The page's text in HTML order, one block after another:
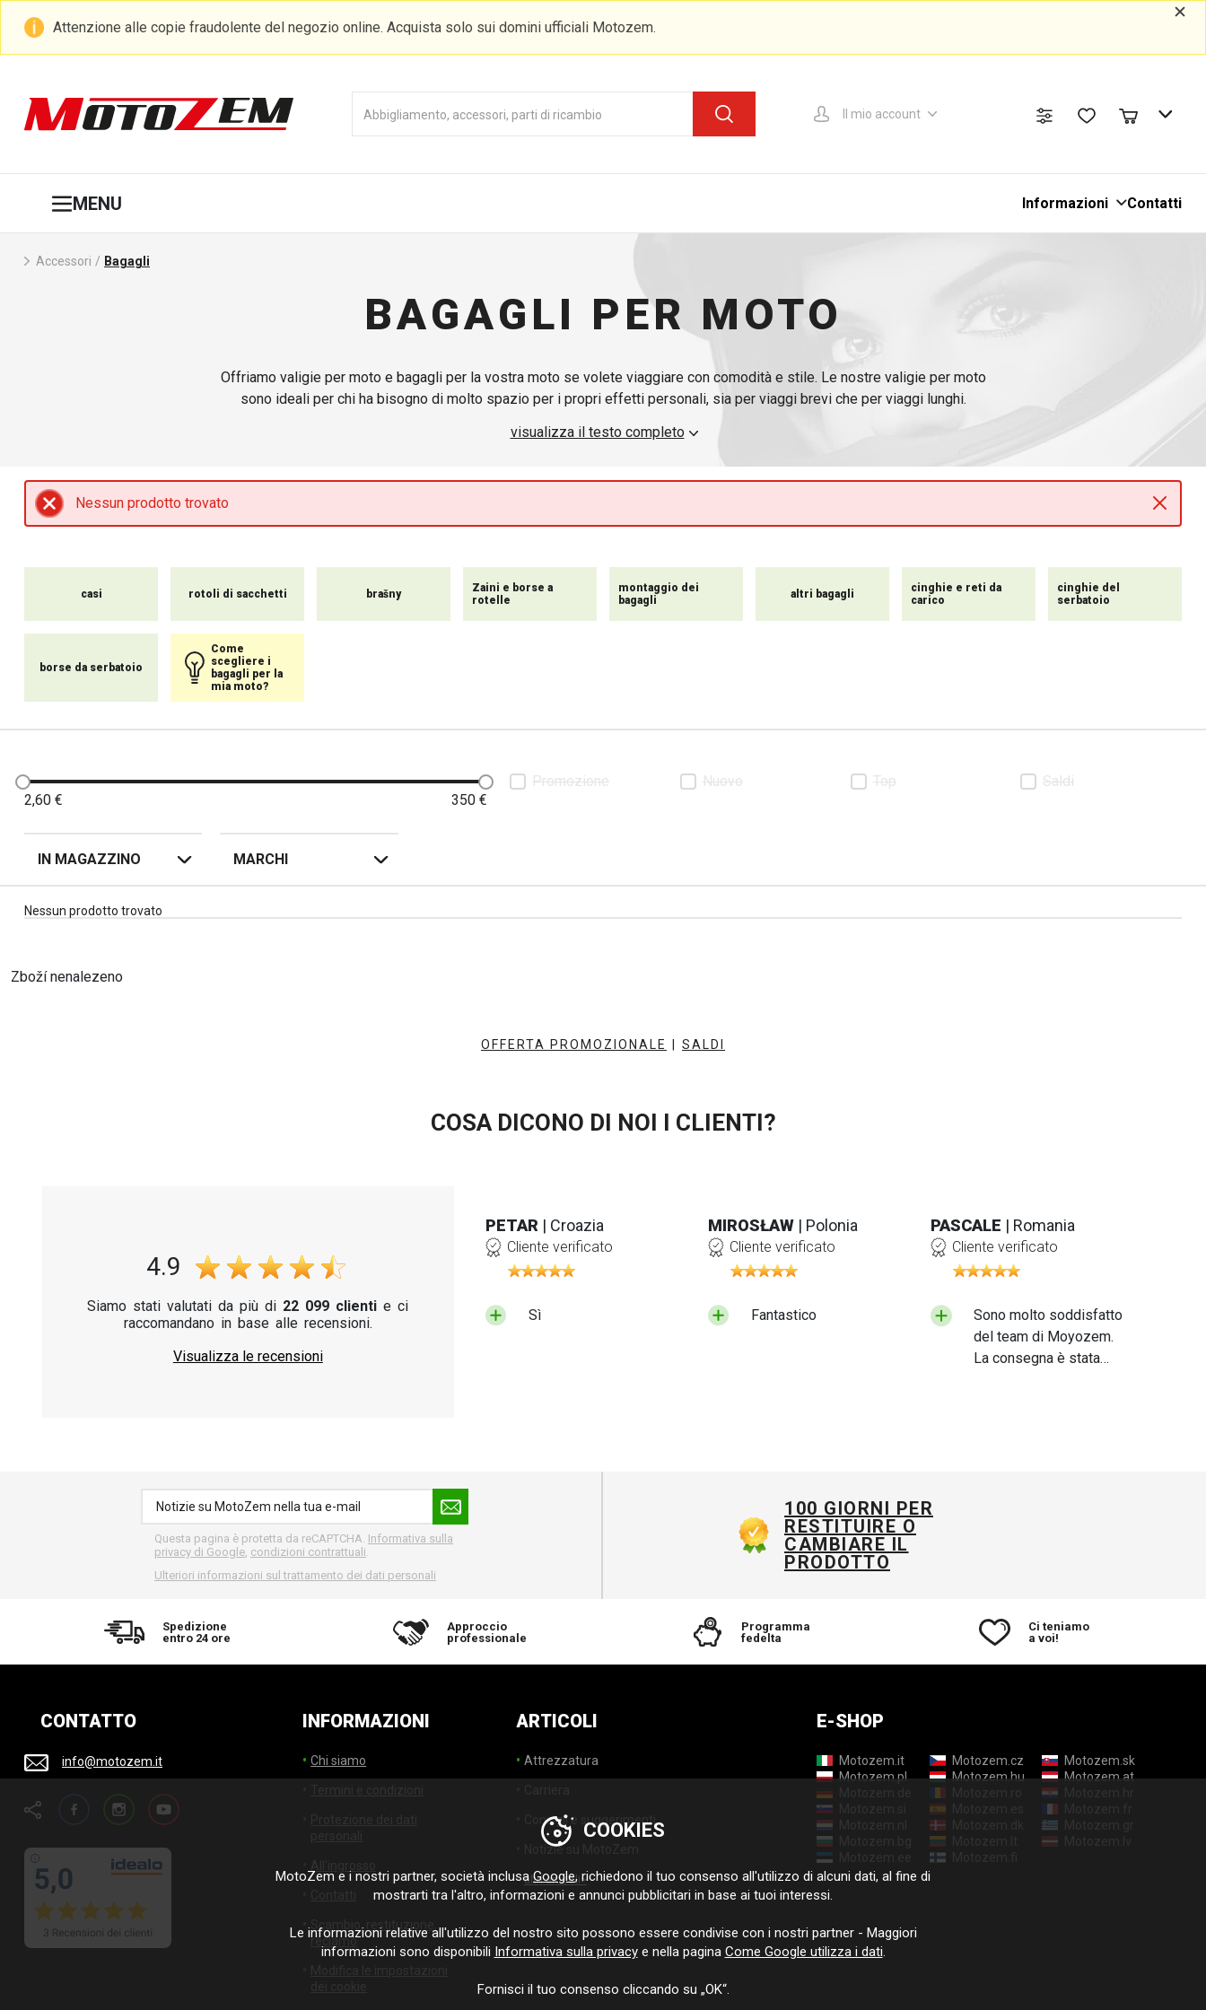
Attenzione alle copie fraudolente del negozio online. Acquista solo sui domini ufficiali Motozem.
Il mio account
MENU Informazioni Contatti
Accessori / Bagagli
BAGAGLI PER MOTO
Offriamo valigie per moto e bagagli per la vostra moto se volete viaggiare con comodità e stile. Le nostre valigie per moto
sono ideali per chi ha bisogno di molto spazio per i propri effetti personali, sia per viaggi brevi che per viaggi lunghi.
dei vostri effetti personali in qualsiasi condizione di guida. Le nostrevaligiee i nostri bagagli sono progettati tenendo
conto della facilità di installazione e di accesso, per consentirvi di
e di mettervi inviaggio.
visualizza il testo completo
Nessun prodotto trovato
casi rotoli di sacchetti brašny
Zaini e borse a
rotelle
montaggio dei
bagagli
altri bagagli
cinghie e reti da
carico
cinghie del
serbatoio
borse da serbatoio
Come
scegliere i
bagagli per la
mia moto?
2,60 € 350 €
Promozione Nuovo Top Saldi
IN MAGAZZINO MARCHI
Nessun prodotto trovato
Zboží nenalezeno
OFFERTA PROMOZIONALE SALDI
COSA DICONO DI NOI I CLIENTI?
4.9
Siamo stati valutati da più di 22 099 clienti e ci
raccomandano in base alle recensioni.
Visualizza le recensioni
PETAR | Croazia
Cliente verificato
Sì
MIROSŁAW | Polonia
Cliente verificato
Fantastico
PASCALE | Romania
Cliente verificato
Sono molto soddisfatto
del team di Moyozem.
La consegna è stata
ricevuto il pacco era
piuttosto accartocciata
Questa pagina è protetta da reCAPTCHA. Informativa sulla
privacy di Google, condizioni contrattuali.
Ulteriori informazioni sul trattamento dei dati personali
100 GIORNI PER
RESTITUIRE O
CAMBIARE IL
PRODOTTO
Spedizione
entro 24 ore
Approccio
professionale
Programma
fedelta
Ci teniamo
a voi!
CONTATTO
info@motozem.it
FacebookInstagramYouTube
INFORMAZIONI
Chi siamo
Scambio, restituzione,
reclamo
ARTICOLI
Attrezzatura
Consigli e suggerimenti
Notizie su MotoZem
altri articoli>
E-SHOP
Motozem.it Motozem.cz
Motozem.sk
Motozem.pl
Motozem.hu
Motozem.at
COOKIES
MotoZem e i nostri partner, società inclusaGoogle, richiedono il tuo consenso all'utilizzo di alcuni dati, al fine di
mostrarti tra l'altro, informazioni e annunci pubblicitari in base ai tuoi interessi.
Le informazioni relative all'utilizzo del nostro sito possono essere condivise con i nostri partner - Maggiori
informazioni sono disponibili Informativa sulla privacye nella pagina Come Google utilizza i dati.
Fornisci il tuo consenso cliccando su „OK“.